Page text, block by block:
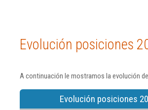
Evolución posiciones
A continuación le mostramos la evolución
Evolución posiciones